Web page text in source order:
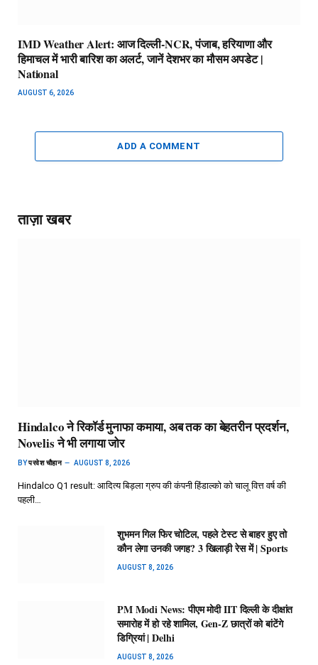
IMD Weather Alert: आज दिल्ली-NCR, पंजाब, हरियाणा और
हिमाचल में भारी बारिश का अलर्ट, जानें देशभर का मौसम अपडेट |
National
AUGUST 6, 2026
ADD A COMMENT
ताज़ा खबर
Hindalco ने रिकॉर्ड मुनाफा कमाया, अब तक का बेहतरीन प्रदर्शन,
Novelis ने भी लगाया जोर
BYपरवेश चौहान AUGUST 8, 2026
Hindalco Q1 result: आदित्य बिड़ला ग्रुप की कंपनी हिंडाल्को को चालू वित्त वर्ष की
पहली…
शुभमन गिल फिर चोटिल, पहले टेस्ट से बाहर हुए तो
कौन लेगा उनकी जगह? 3 खिलाड़ी रेस में | Sports
AUGUST 8, 2026
PM Modi News: पीएम मोदी IIT दिल्ली के दीक्षांत
समारोह में हो रहे शामिल, Gen-Z छात्रों को बांटेंगे
डिग्रियां | Delhi
AUGUST 8, 2026